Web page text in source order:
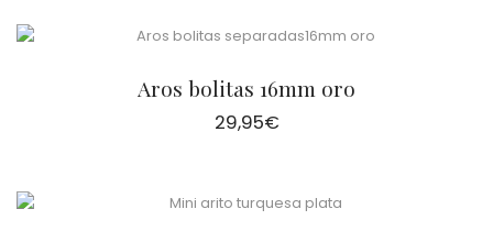
Aros bolitas 16mm oro
29,95€